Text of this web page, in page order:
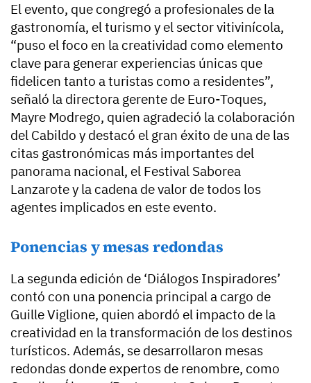
El evento, que congregó a profesionales de la
gastronomía, el turismo y el sector vitivinícola,
“puso el foco en la creatividad como elemento
clave para generar experiencias únicas que
fidelicen tanto a turistas como a residentes”,
señaló la directora gerente de Euro-Toques,
Mayre Modrego, quien agradeció la colaboración
del Cabildo y destacó el gran éxito de una de las
citas gastronómicas más importantes del
panorama nacional, el Festival Saborea
Lanzarote y la cadena de valor de todos los
agentes implicados en este evento.
Ponencias y mesas redondas
La segunda edición de ‘Diálogos Inspiradores’
contó con una ponencia principal a cargo de
Guille Viglione, quien abordó el impacto de la
creatividad en la transformación de los destinos
turísticos. Además, se desarrollaron mesas
redondas donde expertos de renombre, como